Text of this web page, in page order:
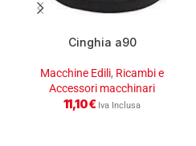
Cinghia a90
Macchine Edili, Ricambi e
Accessori macchinari
11,10€ Iva Inclusa